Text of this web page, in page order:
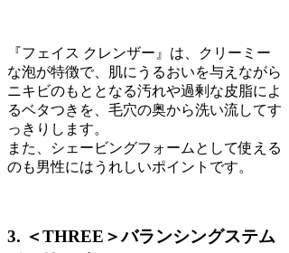
『フェイス クレンザー』は、クリーミー
な泡が特徴で、肌にうるおいを与えながら
ニキビのもととなる汚れや過剰な皮脂によ
るベタつきを、毛穴の奥から洗い流してす
っきりします。
また、シェービングフォームとして使える
のも男性にはうれしいポイントです。
3. ＜THREE＞バランシングステム